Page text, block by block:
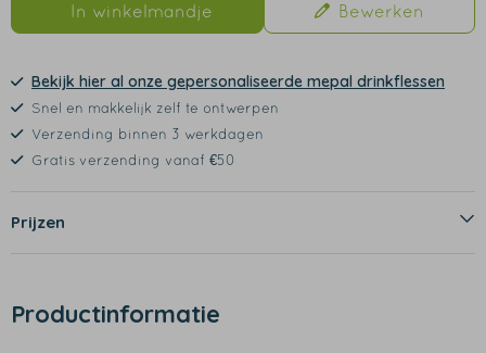
In winkelmandje Bewerken
Bekijk hier al onze gepersonaliseerde mepal drinkflessen
Snel en makkelijk zelf te ontwerpen
Verzending binnen 3 werkdagen
Gratis verzending vanaf €50
Prijzen
Productinformatie